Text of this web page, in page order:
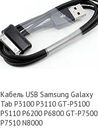
Кабель USB Samsung Galaxy
Tab P3100 P3110 GT-P5100
P5110 P6200 P6800 GT-P7500
P7510 N8000